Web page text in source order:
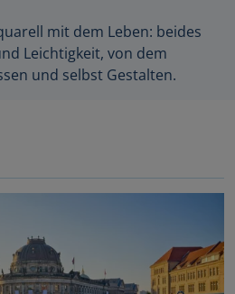
mit dem Leben: beides
Leichtigkeit, von dem
und selbst Gestalten.